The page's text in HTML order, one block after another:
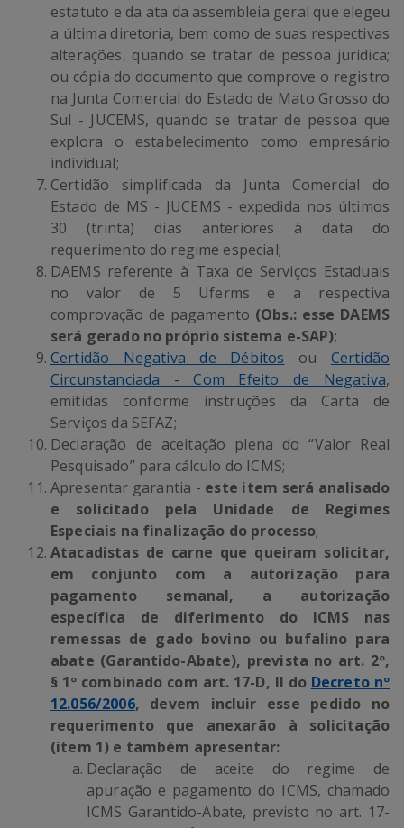
estatuto e da ata da assembleia geral que elegeu
a última diretoria, bem como de suas respectivas
alterações, quando se tratar de pessoa jurídica;
ou cópia do documento que comprove o registro
na Junta Comercial do Estado de Mato Grosso do
Sul - JUCEMS, quando se tratar de pessoa que
explora o estabelecimento como empresário
individual;
Certidão simplificada da Junta Comercial do
Estado de MS - JUCEMS - expedida nos últimos
30 (trinta) dias anteriores à data do
requerimento do regime especial;
DAEMS referente à Taxa de Serviços Estaduais
no valor de 5 Uferms e a respectiva
comprovação de pagamento (Obs.: esse DAEMS
será gerado no próprio sistema e-SAP);
Certidão Negativa de Débitos ou Certidão
Circunstanciada - Com Efeito de Negativa,
emitidas conforme instruções da Carta de
Serviços da SEFAZ;
Declaração de aceitação plena do “Valor Real
Pesquisado” para cálculo do ICMS;
Apresentar garantia - este item será analisado
e solicitado pela Unidade de Regimes
Especiais na finalização do processo;
Atacadistas de carne que queiram solicitar,
em conjunto com a autorização para
pagamento semanal, a autorização
específica de diferimento do ICMS nas
remessas de gado bovino ou bufalino para
abate (Garantido-Abate), prevista no art. 2º,
§ 1º combinado com art. 17-D, II do Decreto nº
12.056/2006, devem incluir esse pedido no
requerimento que anexarão à solicitação
(item 1) e também apresentar:
Declaração de aceite do regime de
apuração e pagamento do ICMS, chamado
ICMS Garantido-Abate, previsto no art. 17-